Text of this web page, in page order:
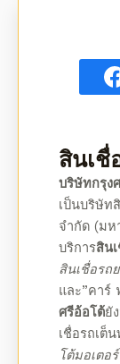
สินเชื่
บริษัทกรุง
เป็นบริษัท
จำกัด (มห
บริการสิน
สินเชื่อรถ
และ”คาร์
ศรีอ้อโต้ยั
เชื่อรถเต็น
โต้มอเตอ